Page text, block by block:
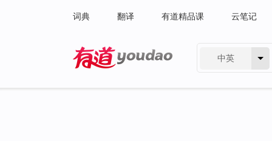
词典 翻译 有道精品课 云笔记
中英